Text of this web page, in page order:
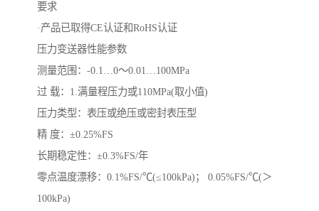
要求
·产品已取得CE认证和RoHS认证
压力变送器性能参数
测量范围：-0.1…0～0.01…100MPa
过 载：1.满量程压力或110MPa(取小值)
压力类型：表压或绝压或密封表压型
精 度：±0.25%FS
长期稳定性：±0.3%FS/年
零点温度漂移：0.1%FS/℃(≤100kPa)； 0.05%FS/℃(＞
100kPa)